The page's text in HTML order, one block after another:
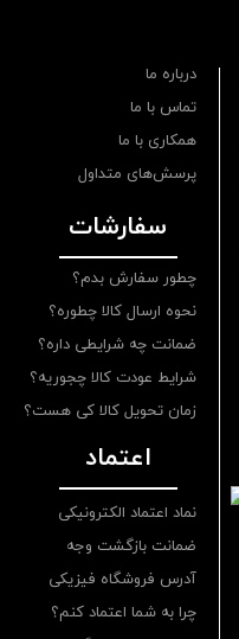
سفارشات
چطور سفارش بدم؟
نحوه ارسال کالا چطوره؟
ضمانت چه شرایطی داره؟
شرایط عودت کالا چجوریه؟
زمان تحویل کالا کی هست؟
اعتماد
نماد اعتماد الکترونیکی
ضمانت بازگشت وجه
آدرس فروشگاه فیزیکی
چرا به شما اعتماد کنم؟
درباره ما
تماس با ما
همکاری با ما
پرسش‌های متداول